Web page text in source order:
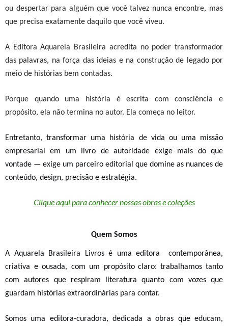
ou despertar para alguém que você talvez nunca encontre, mas
que precisa exatamente daquilo que você viveu.
A Editora Aquarela Brasileira acredita no poder transformador
das palavras, na força das ideias e na construção de legado por
meio de histórias bem contadas.
Porque quando uma história é escrita com consciência e
propósito, ela não termina no autor. Ela começa no leitor.
Entretanto, transformar uma história de vida ou uma missão
empresarial em um livro de autoridade exige mais do que
vontade — exige um parceiro editorial que domine as nuances de
conteúdo, design, precisão e estratégia.
Clique aqui para conhecer nossas obras e coleções
Quem Somos
A Aquarela Brasileira Livros é uma editora contemporânea,
criativa e ousada, com um propósito claro: trabalhamos tanto
com autores que respiram literatura quanto com vozes que
guardam histórias extraordinárias para contar.
Somos uma editora-curadora, dedicada a obras que educam,